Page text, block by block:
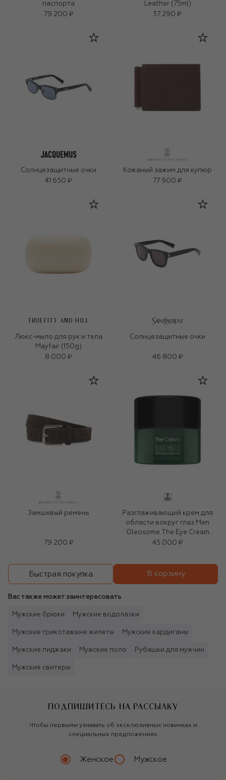
паспорта
79 200 ₽
Leather (75ml)
37 290 ₽
Солнцезащитные очки
41 650 ₽
Кожаный зажим для купюр
77 900 ₽
TRUEFITT AND HILL
Люкс-мыло для рук и тела
Mayfair (150g)
8 000 ₽
Солнцезащитные очки
46 800 ₽
Замшевый ремень
79 200 ₽
Разглаживающий крем для
области вокруг глаз Men
Oleosome The Eye Cream
(15ml)
45 000 ₽
Быстрая покупка В корзину
Вас также может заинтересовать
Мужские брюки Мужские водолазки
Мужские трикотажыне жилеты Мужские кардиганы
Мужские пиджаки Мужские поло Рубашки для мужчин
Мужские свитеры
ПОДПИШИТЕСЬ НА РАССЫЛКУ
Чтобы первыми узнавать об эксклюзивных новинках и
специальных предложениях
Женское Мужское